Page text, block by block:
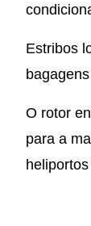
Estribos
O rotor
para a